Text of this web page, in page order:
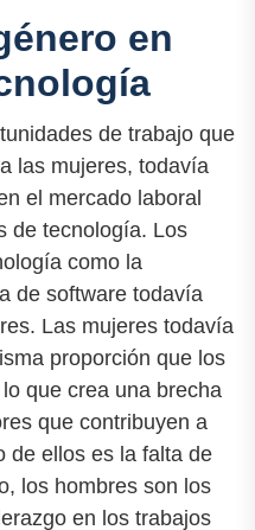
en
de trabajo que
las mujeres, todavía
el mercado laboral
de tecnología. Los
como la
de software todavía
Las mujeres todavía
proporción que los
que crea una brecha
que contribuyen a
de ellos es la falta de
los hombres son los
en los trabajos